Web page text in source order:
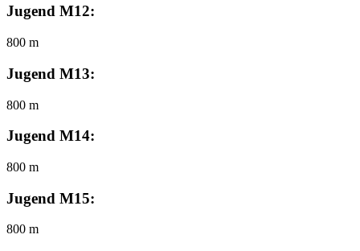
Jugend M12:
800 m
Jugend M13:
800 m
Jugend M14:
800 m
Jugend M15:
800 m